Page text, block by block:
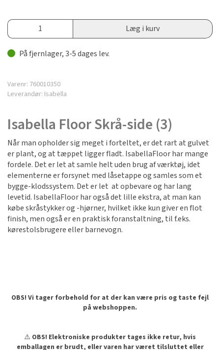
Læg i kurv
På fjernlager, 3-5 dages lev.
Varenr: 760010350
Leverandør: Isabella
Isabella Floor Skrå-side (3)
Når man opholder sig meget i forteltet, er det rart at gulvet
er plant, og at tæppet ligger fladt. IsabellaFloor har mange
fordele. Det er let at samle helt uden brug af værktøj, idet
elementerne er forsynet med låsetappe og samles som et
bygge-klodssystem. Det er let at opbevare og har lang
levetid. IsabellaFloor har også det lille ekstra, at man kan
købe skråstykker og -hjørner, hvilket ikke kun giver en flot
finish, men også er en praktisk foranstaltning, til f.eks.
kørestolsbrugere eller barnevogn.
OBS! Vi tager forbehold for at der kan være pris og taste fejl
på webshoppen.
⚠️ OBS! Elektroniske produkter tages ikke retur, hvis
emballagen er brudt, eller varen har været tilsluttet eller